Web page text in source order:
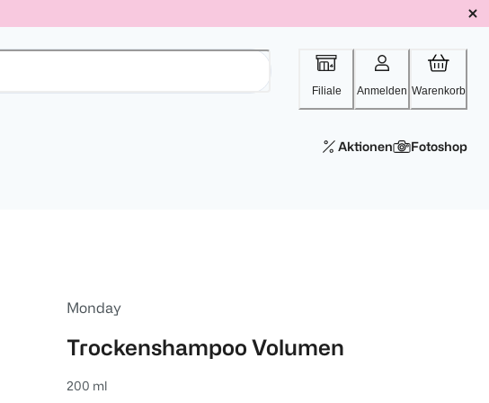
Filiale Anmelden Warenkorb
Aktionen Fotoshop
Monday
Trockenshampoo Volumen
200 ml